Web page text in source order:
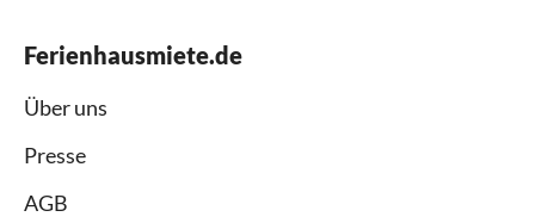
Ferienhausmiete.de
Über uns
Presse
AGB